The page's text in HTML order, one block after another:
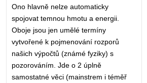
Ono hlavně nelze automaticky
spojovat temnou hmotu a energii.
Oboje jsou jen umělé termíny
vytvořené k pojmenování rozporů
našich výpočtů (známé fyziky) s
pozorováním. Jde o 2 úplně
samostatné věci (mainstrem i téměř